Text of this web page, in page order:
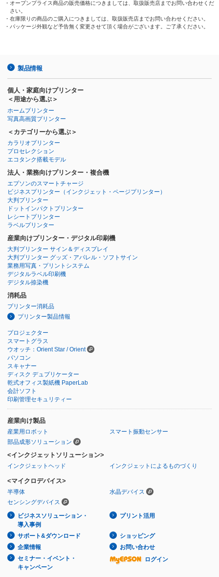
・オープンプライス商品の販売価格につきましては、取扱販売店までお問い合わせくだ
さい。
・在庫限りの商品のご購入につきましては、取扱販売店までお問い合わせください。
・パッケージ外観など予告無く変更させて頂く場合がございます。ご了承ください。
製品情報
個人・家庭向けプリンター
＜用途から選ぶ＞
ホームプリンター
写真高画質プリンター
＜カテゴリーから選ぶ＞
カラリオプリンター
プロセレクション
エコタンク搭載モデル
法人・業務向けプリンター・複合機
エプソンのスマートチャージ
ビジネスプリンター （インクジェット・ページプリンター）
大判プリンター
ドットインパクトプリンター
レシートプリンター
ラベルプリンター
産業向けプリンター・デジタル印刷機
大判プリンター サイン＆ディスプレイ
大判プリンター グッズ・アパレル・ソフトサイン
業務用写真・プリントシステム
デジタルラベル印刷機
デジタル捺染機
消耗品
プリンター消耗品
プリンター製品情報
プロジェクター
スマートグラス
ウオッチ：Orient Star / Orient
パソコン
スキャナー
ディスク デュプリケーター
乾式オフィス製紙機 PaperLab
会計ソフト
印刷管理セキュリティー
産業向け製品
産業用ロボット
スマート振動センサー
部品成形ソリューション
<インクジェットソリューション>
インクジェットヘッド インクジェットによるものづくり
<マイクロデバイス>
半導体
水晶デバイス
センシングデバイス
ビジネスソリューション・
導入事例
プリント活用
サポート&ダウンロード
ショッピング
企業情報
お問い合わせ
セミナー・イベント・
キャンペーン
ログイン